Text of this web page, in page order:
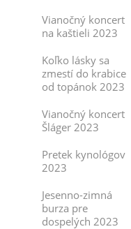
Vianočný koncert
na kaštieli 2023
Koľko lásky sa
zmestí do krabice
od topánok 2023
Vianočný koncert
Šláger 2023
Pretek kynológov
2023
Jesenno-zimná
burza pre
dospelých 2023